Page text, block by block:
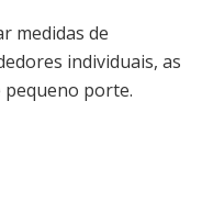
medidas de
individuais, as
pequeno porte.